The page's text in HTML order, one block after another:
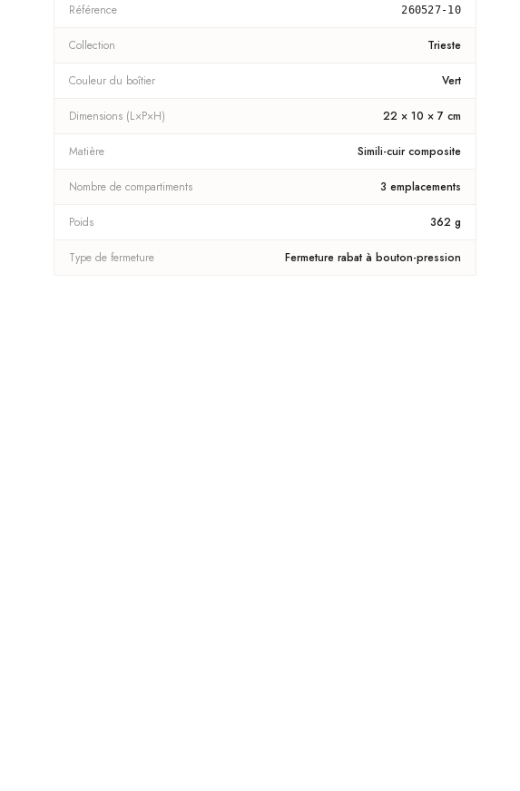
Référence 260527-10
Collection Trieste
Couleur du boîtier Vert
Dimensions (L×P×H) 22 × 10 × 7 cm
Matière Simili-cuir composite
Nombre de compartiments 3 emplacements
Poids 362 g
Type de fermeture Fermeture rabat à bouton-pression